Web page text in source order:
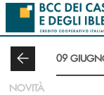
Salta al contenuto
09
NOVITÀ